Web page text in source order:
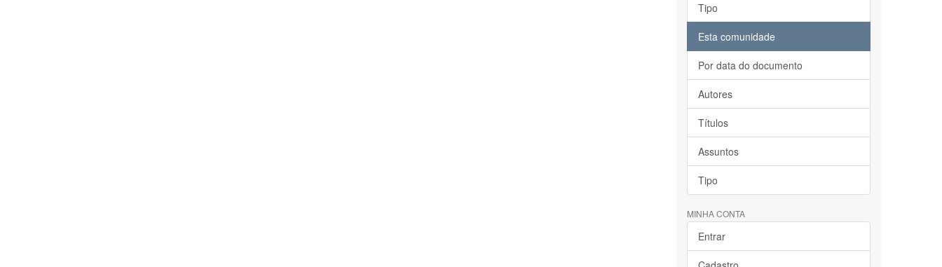
Tipo
Esta comunidade
Por data do documento
Autores
Títulos
Assuntos
Tipo
MINHA CONTA
Entrar